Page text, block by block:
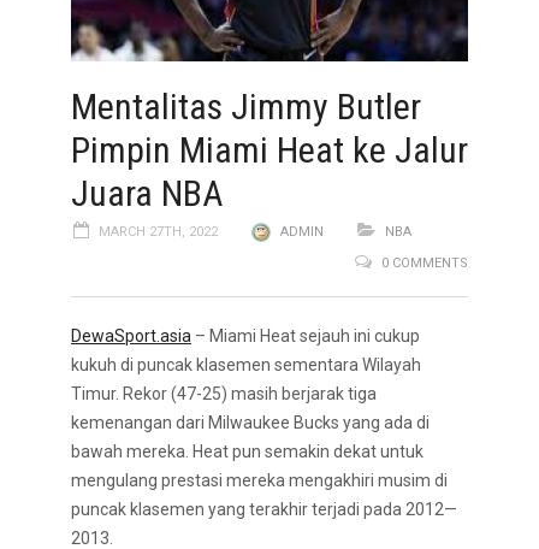
Mentalitas Jimmy Butler
Pimpin Miami Heat ke Jalur
Juara NBA
MARCH 27TH, 2022 ADMIN
NBA
0 COMMENTS
DewaSport.asia – Miami Heat sejauh ini cukup
kukuh di puncak klasemen sementara Wilayah
Timur. Rekor (47-25) masih berjarak tiga
kemenangan dari Milwaukee Bucks yang ada di
bawah mereka. Heat pun semakin dekat untuk
mengulang prestasi mereka mengakhiri musim di
puncak klasemen yang terakhir terjadi pada 2012—
2013.